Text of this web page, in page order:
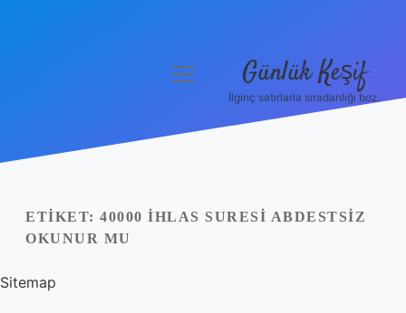
Yasal Uyarı
menüyü
Günlük Keşif
İlginç satırlarla sıradanlığı boz.
ETIKET: 40000 İHLAS SURESI ABDESTSIZ
OKUNUR MU
Sitemap